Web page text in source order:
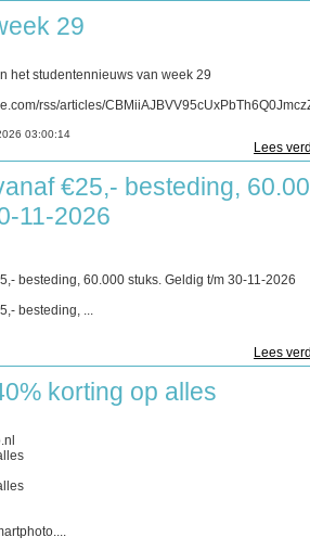
29
het studentennieuws van week 29
rss/articles/
03:00:14
Lees
€25,- besteding,
11-2026
besteding, 60.000 stuks. Geldig t/m 30-11-2026
besteding, ...
Lees
korting op alles